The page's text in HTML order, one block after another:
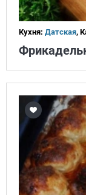
Кухня: Датская,